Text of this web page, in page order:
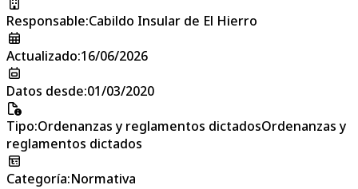
Responsable:Cabildo Insular de El Hierro
Actualizado:16/06/2026
Datos desde:01/03/2020
Tipo:Ordenanzas y reglamentos dictadosOrdenanzas y
reglamentos dictados
Categoría:Normativa